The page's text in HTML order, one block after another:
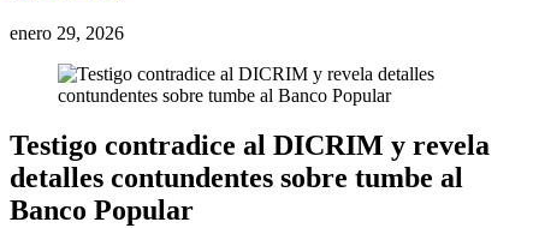
enero 29, 2026
Testigo contradice al DICRIM y revela
detalles contundentes sobre tumbe al
Banco Popular